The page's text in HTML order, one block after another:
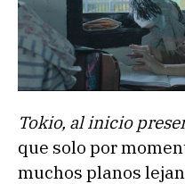
Tokio, al inicio
que solo por
muchos planos